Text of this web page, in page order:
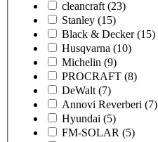
cleancraft (23)
Stanley (15)
Black & Decker (15)
Husqvarna (10)
Michelin (9)
PROCRAFT (8)
DeWalt (7)
Annovi Reverberi (7)
Hyundai (5)
FM-SOLAR (5)